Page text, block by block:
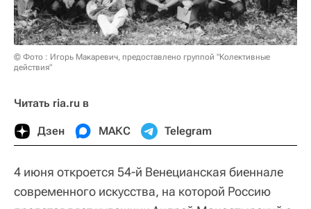
© Фото : Игорь Макаревич, предоставлено группой "Колективные
действия"
Читать ria.ru в
Дзен МАКС Telegram
4 июня откроется 54-й Венецианская биеннале
современного искусства, на которой Россию